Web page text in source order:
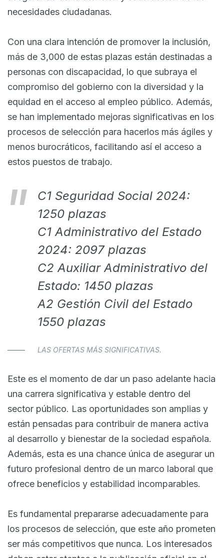
necesidades ciudadanas.
Con una clara intención de promover la inclusión,
más de 3,000 de estas plazas están destinadas a
personas con discapacidad, lo que subraya el
compromiso del gobierno con la diversidad y la
equidad en el acceso al empleo público. Además,
se han implementado mejoras significativas en los
procesos de selección para hacerlos más ágiles y
menos burocráticos, facilitando así el acceso a
estos puestos de trabajo.
C1 Seguridad Social 2024:
1250 plazas
C1 Administrativo del Estado
2024: 2097 plazas
C2 Auxiliar Administrativo del
Estado: 1450 plazas
A2 Gestión Civil del Estado
1550 plazas
LAS OFERTAS MÁS SIGNIFICATIVAS.
Este es el momento de dar un paso adelante hacia
una carrera significativa y estable dentro del
sector público. Las oportunidades son amplias y
están pensadas para contribuir de manera activa
al desarrollo y bienestar de la sociedad española.
Además, esta es una chance única de asegurar un
futuro profesional dentro de un marco laboral que
ofrece beneficios y estabilidad incomparables.
Es fundamental prepararse adecuadamente para
los procesos de selección, que este año prometen
ser más competitivos que nunca. Los interesados